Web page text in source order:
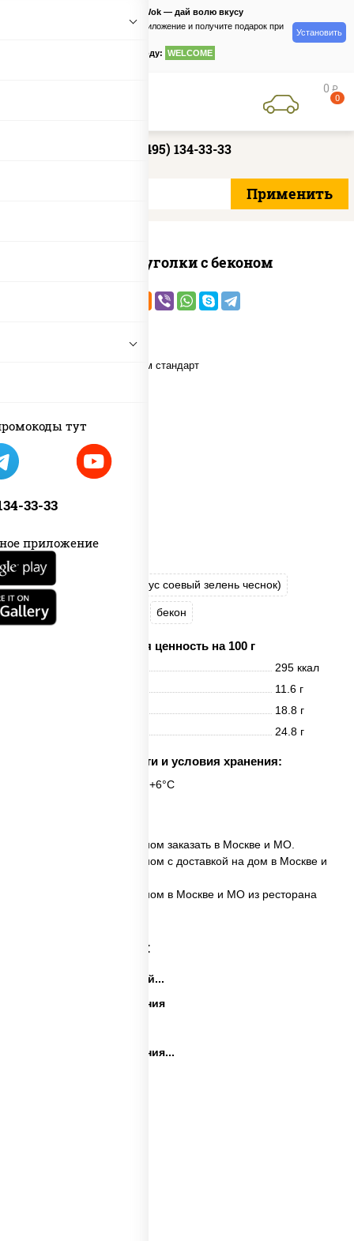
тут
33-33
приложение
PizzaSushiWok — дай волю вкусу
Скачайте приложение и получите подарок при
по промокоду: WELCOME
Установить
0 руб
0
+7 (495) 134-33-33
Сырные уголки с беконом
соус "Шеф" (майонез соус соевый зелень чеснок)
моцарелла для пиццы бекон
Пищевая ценность на 100 г
295 ккал
11.6 г
18.8 г
24.8 г
Срок годности и условия хранения:
6 часов при t° от +2°C до +6°C
✅ Сырные уголки с беконом заказать в Москве и МО.
✅ Сырные уголки с беконом с доставкой на дом в Москве и
✅ Сырные уголки с беконом в Москве и МО из ресторана
Категории товара:
Закуски на праздничный...
Закуски на день рождения
Закуски на день рождения...